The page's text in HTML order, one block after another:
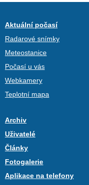
Aktuální počasí
Radarové snímky
Meteostanice
Počasí u vás
Webkamery
Teplotní mapa
Archiv
Uživatelé
Články
Fotogalerie
Aplikace na telefony